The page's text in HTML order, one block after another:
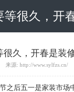
很久，开春是装
来源: http://www.sylfzs.cn/
之后五一是家装市场